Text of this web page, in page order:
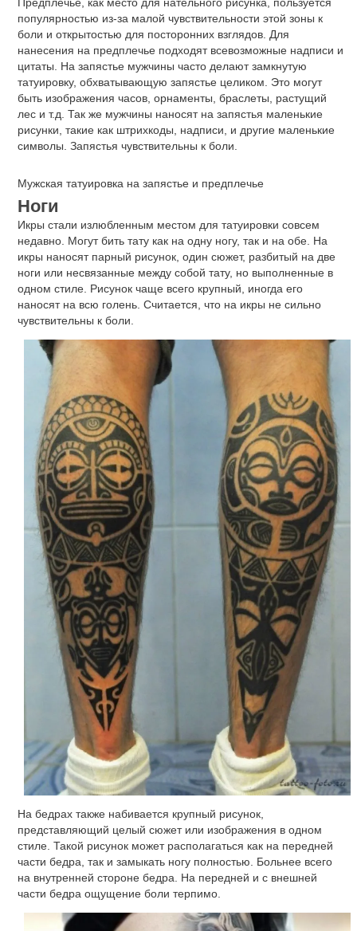
популярностью из-за малой чувствительности этой зоны к
боли и открытостью для посторонних взглядов. Для
нанесения на предплечье подходят всевозможные надписи и
цитаты. На запястье мужчины часто делают замкнутую
татуировку, обхватывающую запястье целиком. Это могут
быть изображения часов, орнаменты, браслеты, растущий
лес и т.д. Так же мужчины наносят на запястья маленькие
рисунки, такие как штрихкоды, надписи, и другие маленькие
символы. Запястья чувствительны к боли.
Мужская татуировка на запястье и предплечье
Ноги
Икры стали излюбленным местом для татуировки совсем
недавно. Могут бить тату как на одну ногу, так и на обе. На
икры наносят парный рисунок, один сюжет, разбитый на две
ноги или несвязанные между собой тату, но выполненные в
одном стиле. Рисунок чаще всего крупный, иногда его
наносят на всю голень. Считается, что на икры не сильно
чувствительны к боли.